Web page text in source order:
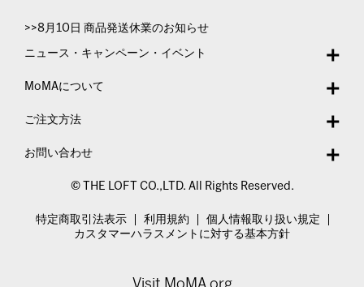
>>8月10日 商品発送休業のお知らせ
ニュース・キャンペーン・イベント
MoMAについて
ご注文方法
お問い合わせ
© THE LOFT CO.,LTD. All Rights Reserved.
特定商取引法表示 利用規約
個人情報取り扱い規定
カスタマーハラスメントに対する基本方針
Visit MoMA.org